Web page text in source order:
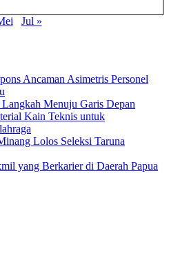
Jul »
Ancaman Asimetris Personel
Menuju Garis Depan
Kain Teknis untuk
Lolos Seleksi Taruna
yang Berkarier di Daerah Papua